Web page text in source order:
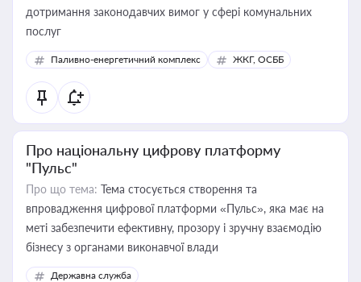
дотримання законодавчих вимог у сфері комунальних
послуг
Паливно-енергетичний комплекс ЖКГ, ОСББ
Про національну цифрову платформу
"Пульс"
Про що тема: Тема стосується створення та
впровадження цифрової платформи «Пульс», яка має на
меті забезпечити ефективну, прозору і зручну взаємодію
бізнесу з органами виконавчої влади
Державна служба